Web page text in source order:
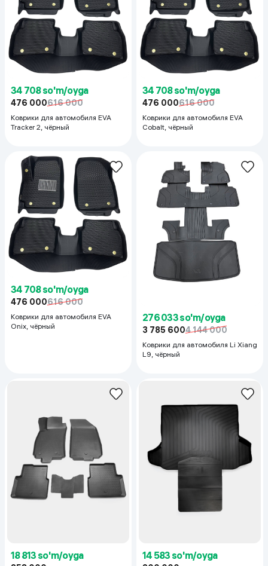
34 708 so'm/oyga
476 000616 000
Коврики для автомобиля EVA
Tracker 2, чёрный
34 708 so'm/oyga
476 000616 000
Коврики для автомобиля EVA
Cobalt, чёрный
34 708 so'm/oyga
476 000616 000
Коврики для автомобиля EVA
Onix, чёрный
276 033 so'm/oyga
3 785 6004 144 000
Коврики для автомобиля Li Xiang
L9, чёрный
18 813 so'm/oyga 14 583 so'm/oyga